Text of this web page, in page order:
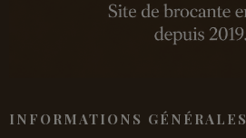
INFORMATIONS GÉNÉRALES